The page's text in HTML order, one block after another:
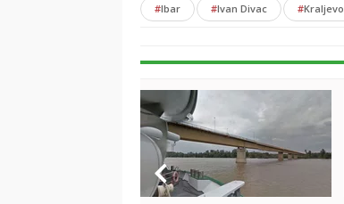
#Ibar #Ivan Divac #Kraljevo